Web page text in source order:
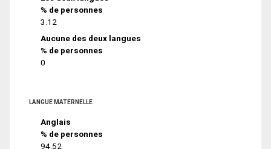
% de personnes
3.12
Aucune des deux langues
% de personnes
0
LANGUE MATERNELLE
Anglais
% de personnes
94.52